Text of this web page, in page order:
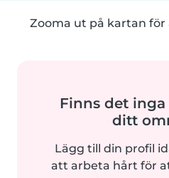
Zooma ut på kartan
Finns det
ditt
Lägg till din profil
att arbeta hårt för